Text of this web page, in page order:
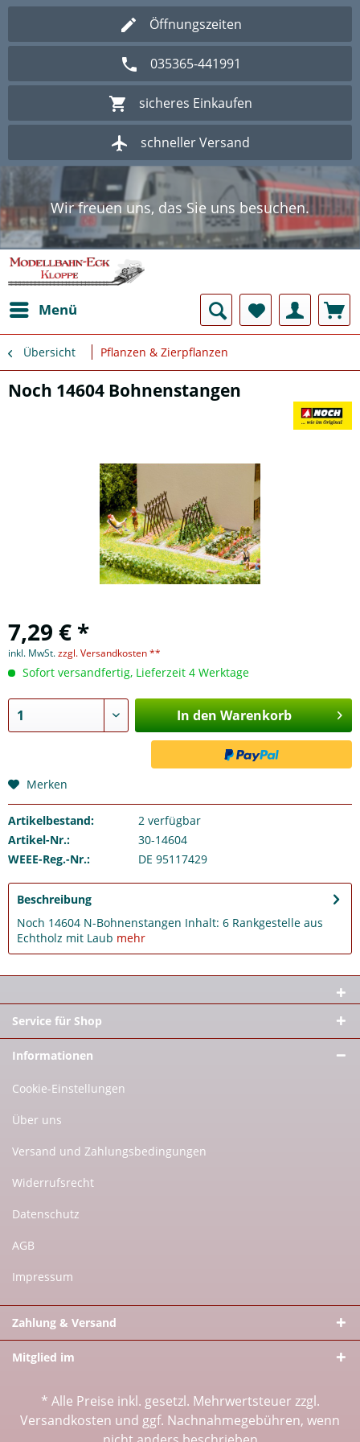
Öffnungszeiten
035365-441991
sicheres Einkaufen
schneller Versand
Wir freuen uns, das Sie uns besuchen.
Herzlich Willkommen im Onlineshop
Modellbahn - Eck Kloppe.
Wir freuen uns, das Sie uns besuchen.
Herzlich Willkommen im Onlineshop
Modellbahn - Eck Kloppe.
Menü
Übersicht Pflanzen & Zierpflanzen
Noch 14604 Bohnenstangen
7,29 € *
inkl. MwSt.zzgl. Versandkosten **
Sofort versandfertig, Lieferzeit 4 Werktage
In den Warenkorb
Merken
Artikelbestand: 2verfügbar
Artikel-Nr.:
30-14604
WEEE-Reg.-Nr.:
DE 95117429
Beschreibung
Noch 14604 N-Bohnenstangen Inhalt: 6 Rankgestelle aus
Echtholz mit Laub mehr
Service für Shop
Informationen
Cookie-Einstellungen
Über uns
Versand und Zahlungsbedingungen
Widerrufsrecht
Datenschutz
AGB
Impressum
Zahlung & Versand
Mitglied im
* Alle Preise inkl. gesetzl. Mehrwertsteuer zzgl.
Versandkosten und ggf. Nachnahmegebühren, wenn